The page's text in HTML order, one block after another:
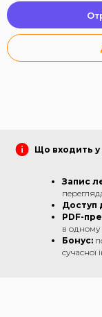
Що входить у
Запис
Доступ
PDF-
в одному
Бонус:
сучасної
ЯКЩО
ПИТАННЯ